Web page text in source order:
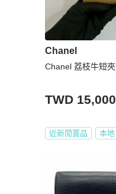
Chanel
Chanel 荔枝牛短夾
TWD 15,000
近新閒置品 本地